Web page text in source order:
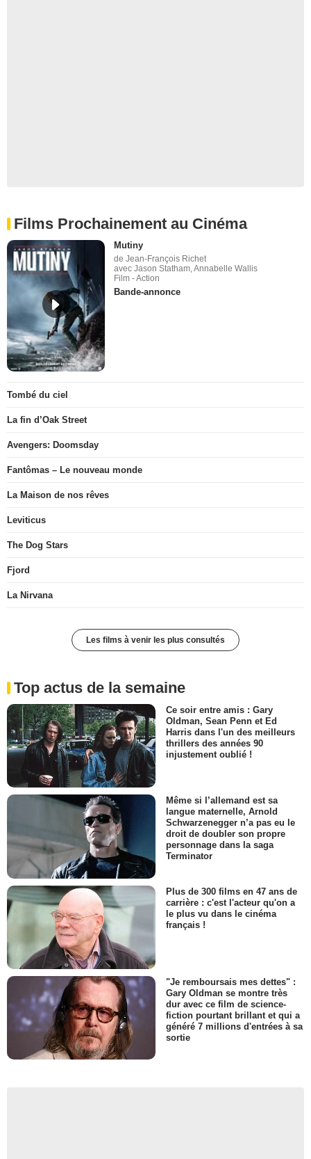
Films Prochainement au Cinéma
Mutiny
de Jean-François Richet
avec Jason Statham, Annabelle Wallis
Film - Action
Bande-annonce
Tombé du ciel
La fin d’Oak Street
Avengers: Doomsday
Fantômas – Le nouveau monde
La Maison de nos rêves
Leviticus
The Dog Stars
Fjord
La Nirvana
Les films à venir les plus consultés
Top actus de la semaine
Ce soir entre amis : Gary
Oldman, Sean Penn et Ed
Harris dans l'un des meilleurs
thrillers des années 90
injustement oublié !
Même si l’allemand est sa
langue maternelle, Arnold
Schwarzenegger n’a pas eu le
droit de doubler son propre
personnage dans la saga
Terminator
Plus de 300 films en 47 ans de
carrière : c'est l'acteur qu'on a
le plus vu dans le cinéma
français !
"Je remboursais mes dettes" :
Gary Oldman se montre très
dur avec ce film de science-
fiction pourtant brillant et qui a
généré 7 millions d'entrées à sa
sortie